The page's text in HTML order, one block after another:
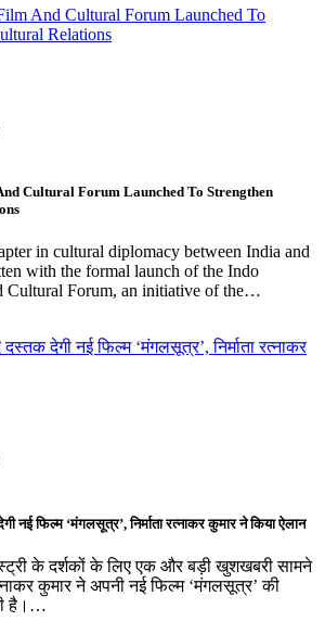
Cultural Forum Launched To Strengthen
in cultural diplomacy between India and
with the formal launch of the Indo
Cultural Forum, an initiative of the…
नई फिल्म ‘मंगलसूत्र’, निर्माता रत्नाकर कुमार ने किया ऐलान
के दर्शकों के लिए एक और बड़ी खुशखबरी सामने
कुमार ने अपनी नई फिल्म ‘मंगलसूत्र’ की
है।…